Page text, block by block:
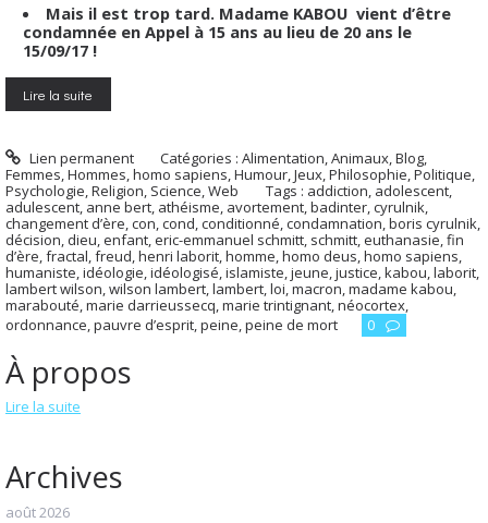
Mais il est trop tard. Madame KABOU vient d’être
condamnée en Appel à 15 ans au lieu de 20 ans le
15/09/17 !
Lire la suite
Lien permanent Catégories :Alimentation ,Animaux ,Blog
Femmes Hommes, homo sapiens Humour Jeux Philosophie Politique
Psychologie Religion Science Web Tags : addiction adolescent,
adulescent anne bert athéisme avortement badinter cyrulnik
changement d’ère con cond conditionné condamnation boris cyrulnik
décision dieu enfant eric-emmanuel schmitt schmitt euthanasie fin
d’ère fractal freud henri laborit homme homo deus homo sapiens
humaniste idéologie idéologisé islamiste jeune justice kabou laborit
lambert wilson wilson lambert lambert loi macron madame kabou
marabouté marie darrieussecq marie trintignant néocortex
ordonnance pauvre d’esprit peine peine de mort 0
À propos
Lire la suite
Archives
août 2026